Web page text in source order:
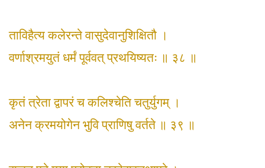
ताविहैत्य कलेरन्ते वासुदेवानुशिक्षितौ ।
वर्णाश्रमयुतं धर्मं पूर्ववत् प्रथयिष्यतः ॥ ३८ ॥
कृतं त्रेता द्वापरं च कलिश्चेति चतुर्युगम् ।
अनेन क्रमयोगेन भुवि प्राणिषु वर्तते ॥ ३९ ॥